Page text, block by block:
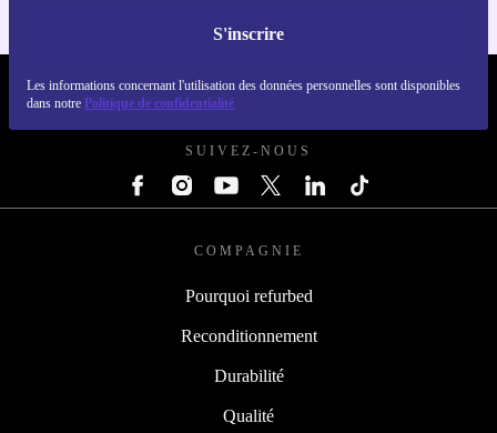
S'inscrire
Les informations concernant l'utilisation des données personnelles sont disponibles
dans notre Politique de confidentialité
REFURBED FRANCE - RETHINK NEW.
SUIVEZ-NOUS
COMPAGNIE
Pourquoi refurbed
Reconditionnement
Durabilité
Qualité